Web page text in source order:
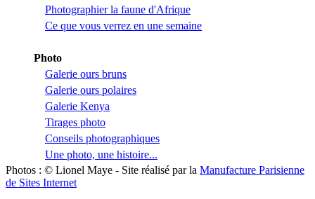
Photographier la faune d'Afrique
Ce que vous verrez en une semaine
Photo
Galerie ours bruns
Galerie ours polaires
Galerie Kenya
Tirages photo
Conseils photographiques
Une photo, une histoire...
Photos : © Lionel Maye - Site réalisé par la Manufacture Parisienne
de Sites Internet